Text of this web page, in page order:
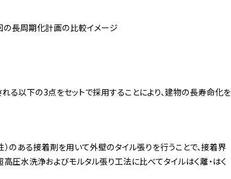
の長周期化計画の比較イメージ
る以下の3点をセットで採用することにより、建物の長寿命化を
のある接着剤を用いて外壁のタイル張りを行うことで、接着界
圧水洗浄およびモルタル張り工法に比べてタイルはく離・はく